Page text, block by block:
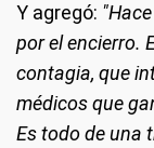
Y agregó:
por el encierro.
contagia, que
médicos que
Es todo de una